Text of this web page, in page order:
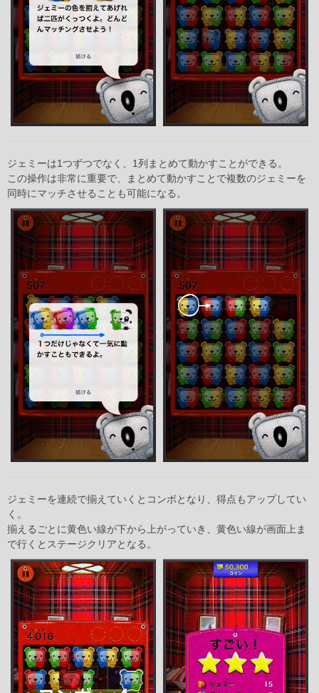
ジェミーは1つずつでなく、1列まとめて動かすことができる。
この操作は非常に重要で、まとめて動かすことで複数のジェミーを
同時にマッチさせることも可能になる。
ジェミーを連続で揃えていくとコンボとなり、得点もアップしてい
く。
揃えるごとに黄色い線が下から上がっていき、黄色い線が画面上ま
で行くとステージクリアとなる。